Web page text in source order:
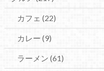
カフェ (22)
カレー (9)
ラーメン (61)